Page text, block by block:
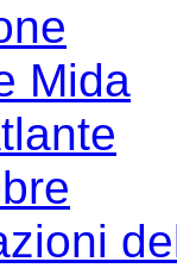
Mida